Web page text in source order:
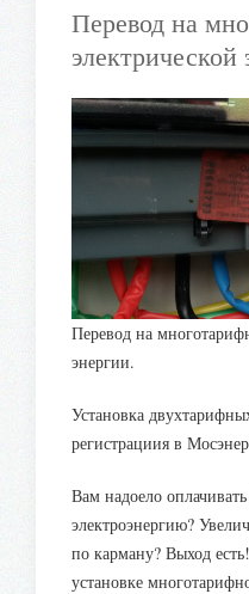
Перевод на
электрической
Перевод на
энергии.
Установка
регистрациия в
Вам надоело
электроэнергию?
по карману? Выход
установке